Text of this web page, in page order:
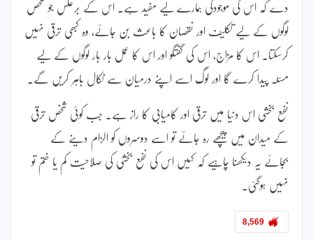
دے کہ اس کی موجودگی ہمارے لیے مفید ہے۔ اس کے برعکس جو شخص
لوگوں کے لیے تکلیف اور نقصان کا باعث بن جائے، وہ کبھی ترقی نہیں
کرسکتا۔ اس کا مزاج، اس کی گفتگو اور اس کا عمل بار بار لوگوں کے لیے
مسئلہ پیدا کرے گا اور لوگ اسے اپنے درمیان سے نکال باہر کریں گے۔
نفع بخشی اس دنیا میں ترقی اور کامیابی کا راز ہے۔ جب کوئی شخص ترقی
کے میدان میں پیچھے رہ جائے تو اسے دوسروں کو الزام دینے کے
بجائے یہ دیکھنا چاہیے کہ کہیں اس کی نفع بخشی کی صلاحیت کم یا ختم تو
نہیں ہوگئی۔
8,569